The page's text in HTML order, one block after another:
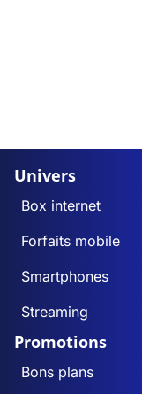
Univers
Box internet
Forfaits mobile
Smartphones
Streaming
Promotions
Bons plans